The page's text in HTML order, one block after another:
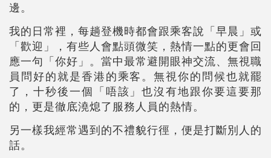
邊。
我的日常裡，每趟登機時都會跟乘客說「早晨」或
「歡迎」，有些人會點頭微笑，熱情一點的更會回
應一句「你好」。當中最常避開眼神交流、無視職
員問好的就是香港的乘客。無視你的問候也就罷
了，十秒後一個「唔該」也沒有地跟你要這要那
的，更是徹底澆熄了服務人員的熱情。
另一樣我經常遇到的不禮貌行徑，便是打斷別人的
話。